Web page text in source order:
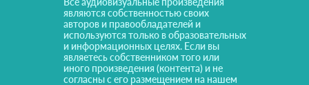
являются собственностью своих
авторов и правообладателей и
используются только в образовательных
и информационных целях. Если вы
являетесь собственником того или
иного произведения (контента) и не
согласны с его размещением на нашем